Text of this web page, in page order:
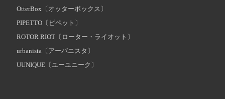
OtterBox〔オッターボックス〕
PIPETTO〔ピペット〕
ROTOR RIOT〔ローター・ライオット〕
urbanista〔アーバニスタ〕
UUNIQUE〔ユーユニーク〕